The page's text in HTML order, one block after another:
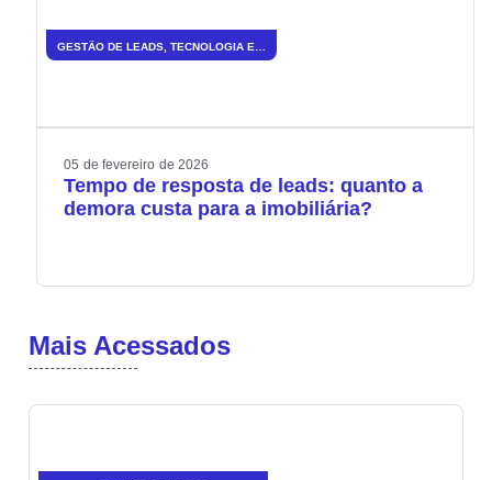
GESTÃO DE LEADS, TECNOLOGIA E INOVAÇÃO
05 de fevereiro de 2026
Tempo de resposta de leads: quanto a
demora custa para a imobiliária?
Mais Acessados